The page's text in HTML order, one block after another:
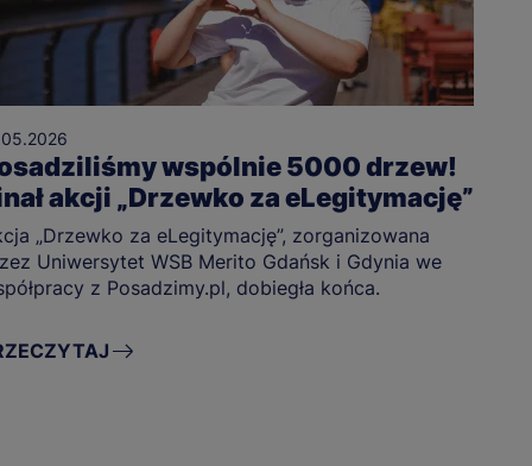
wspólnie 5000 drzew!
akcji „Drzewko za eLegitymację”
„Drzewko za eLegitymację”, zorganizowana
Uniwersytet WSB Merito Gdańsk i Gdynia we
z Posadzimy.pl, dobiegła końca.